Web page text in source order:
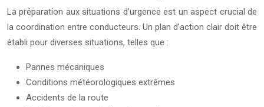
La préparation aux situations d’urgence est un aspect crucial de
la coordination entre conducteurs. Un plan d’action clair doit être
établi pour diverses situations, telles que :
Pannes mécaniques
Conditions météorologiques extrêmes
Accidents de la route